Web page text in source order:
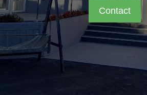
Contact